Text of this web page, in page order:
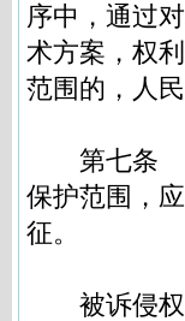
序中，通过
术方案，权
范围的，人
第七条
保护范围，
征。
被诉侵权